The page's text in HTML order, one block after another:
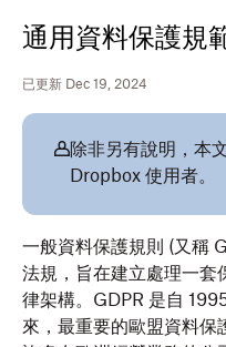
通用資料保護規
已更新 Dec 19, 2024
除非另有說明，本
Dropbox 使用者。
一般資料保護規則 (又稱
法規，旨在建立處理一套
律架構。GDPR 是自
來，最重要的歐盟資料保